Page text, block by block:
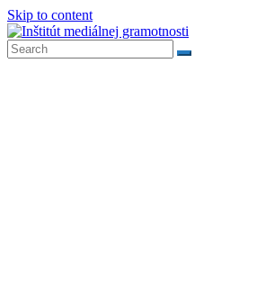
Skip to content